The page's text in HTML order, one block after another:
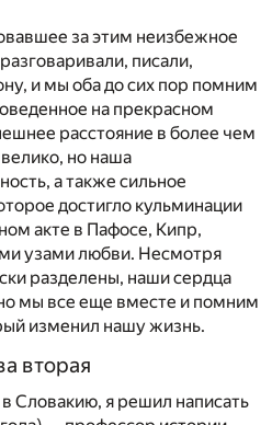
за этим неизбежное
писали,
и мы оба до сих пор помним
на прекрасном
расстояние в более чем
но наша
а также сильное
достигло кульминации
акте в Пафосе, Кипр,
узами любви. Несмотря
разделены, наши сердца
мы все еще вместе и помним
изменил нашу жизнь.
вторая
Словакию, я решил написать